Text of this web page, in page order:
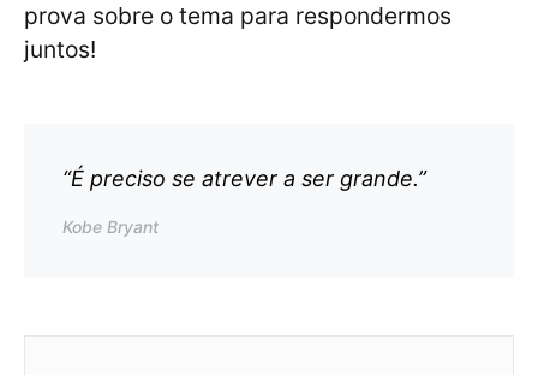
prova sobre o tema para respondermos
juntos!
“É preciso se atrever a ser grande.”
Kobe Bryant